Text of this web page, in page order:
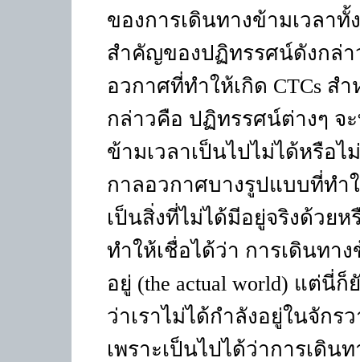
ของการเดินทางข้ามเวลา
สำคัญของปฏิทรรศน์ดังกล่า
อวกาศที่ทำให้เกิด CTCs สำ
กล่าวคือ ปฏิทรรศน์ต่างๆ จ
ข้ามเวลาเป็นไปไม่ได้หรือ
กาลอวกาศบางรูปแบบที่ทำ
เป็นสิ่งที่ไม่ได้มีอยู่จริงด้วยห
ทำให้เชื่อได้ว่า การเดินทา
อยู่ (the actual world) แต่นี่ก็
ว่าเราไม่ได้กำลังอยู่ในจักร
เพราะเป็นไปได้ว่าการเดิน